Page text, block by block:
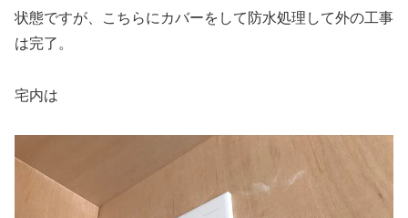
状態ですが、こちらにカバーをして防水処理して外の工事
は完了。
宅内は